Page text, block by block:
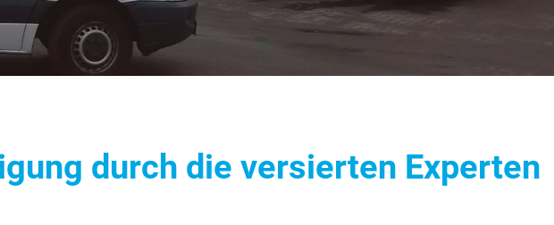
durch die versierten Experten